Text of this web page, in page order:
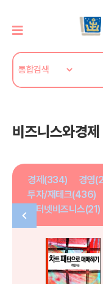
비즈니스와경제
경제(334) 경영
투자/재테크(436)
인터넷비즈니스(21)
차
이